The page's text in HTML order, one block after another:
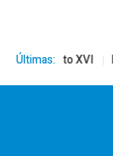
Últimas:
Bento XVI